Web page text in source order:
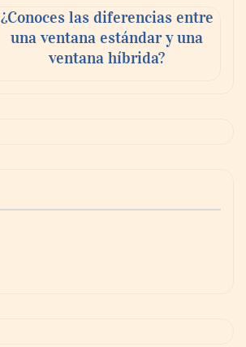
¿Conoces las diferencias entre
una ventana estándar y una
ventana híbrida?